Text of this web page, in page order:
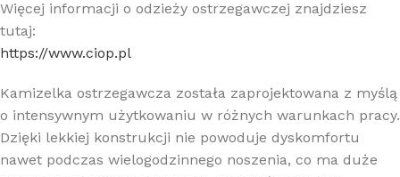
Więcej informacji o odzieży ostrzegawczej znajdziesz
tutaj:
https://www.ciop.pl
Kamizelka ostrzegawcza została zaprojektowana z myślą
o intensywnym użytkowaniu w różnych warunkach pracy.
Dzięki lekkiej konstrukcji nie powoduje dyskomfortu
nawet podczas wielogodzinnego noszenia, co ma duże